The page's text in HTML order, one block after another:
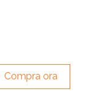
Compra ora